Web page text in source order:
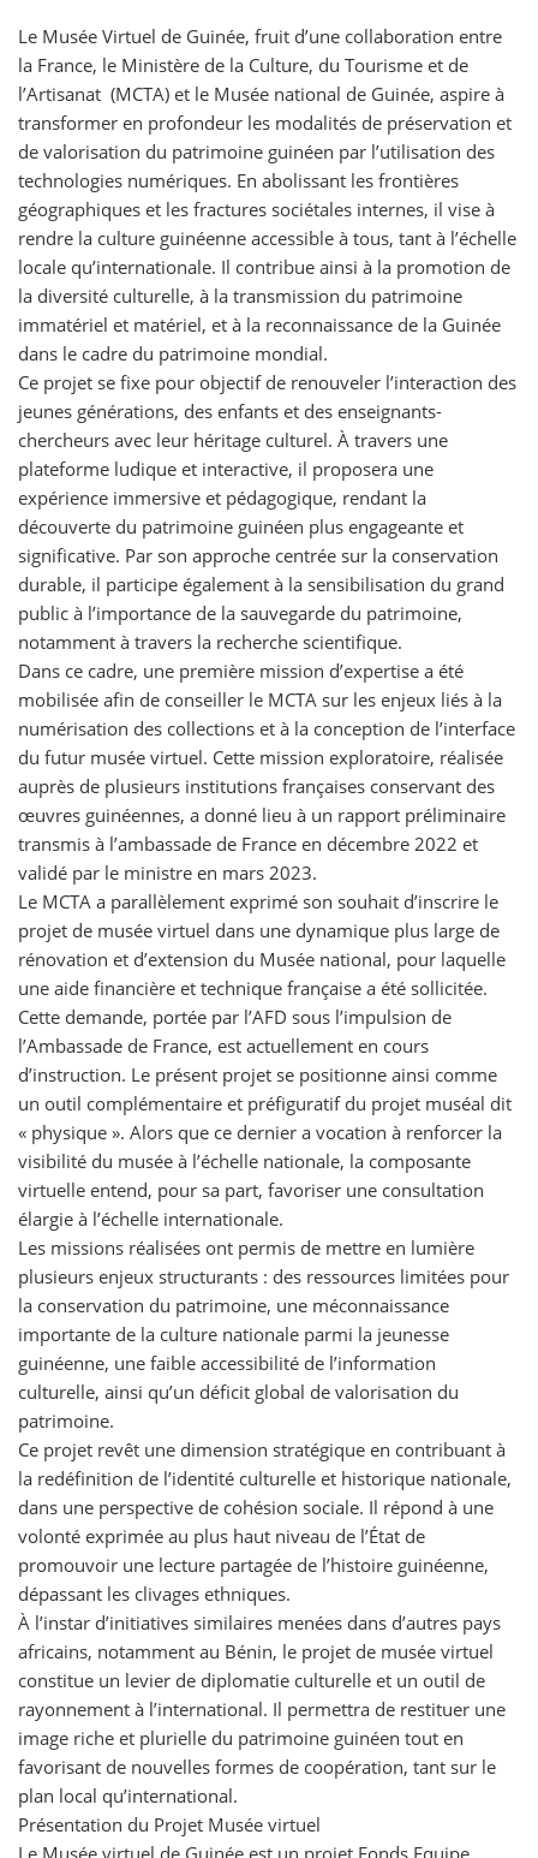
Le Musée Virtuel de Guinée, fruit d’une collaboration entre
la France, le Ministère de la Culture, du Tourisme et de
l’Artisanat (MCTA) et le Musée national de Guinée, aspire à
transformer en profondeur les modalités de préservation et
de valorisation du patrimoine guinéen par l’utilisation des
technologies numériques. En abolissant les frontières
géographiques et les fractures sociétales internes, il vise à
rendre la culture guinéenne accessible à tous, tant à l’échelle
locale qu’internationale. Il contribue ainsi à la promotion de
la diversité culturelle, à la transmission du patrimoine
immatériel et matériel, et à la reconnaissance de la Guinée
dans le cadre du patrimoine mondial.
Ce projet se fixe pour objectif de renouveler l’interaction des
jeunes générations, des enfants et des enseignants-
chercheurs avec leur héritage culturel. À travers une
plateforme ludique et interactive, il proposera une
expérience immersive et pédagogique, rendant la
découverte du patrimoine guinéen plus engageante et
significative. Par son approche centrée sur la conservation
durable, il participe également à la sensibilisation du grand
public à l’importance de la sauvegarde du patrimoine,
notamment à travers la recherche scientifique.
Dans ce cadre, une première mission d’expertise a été
mobilisée afin de conseiller le MCTA sur les enjeux liés à la
numérisation des collections et à la conception de l’interface
du futur musée virtuel. Cette mission exploratoire, réalisée
auprès de plusieurs institutions françaises conservant des
œuvres guinéennes, a donné lieu à un rapport préliminaire
transmis à l’ambassade de France en décembre 2022 et
validé par le ministre en mars 2023.
Le MCTA a parallèlement exprimé son souhait d’inscrire le
projet de musée virtuel dans une dynamique plus large de
rénovation et d’extension du Musée national, pour laquelle
une aide financière et technique française a été sollicitée.
Cette demande, portée par l’AFD sous l’impulsion de
l’Ambassade de France, est actuellement en cours
d’instruction. Le présent projet se positionne ainsi comme
un outil complémentaire et préfiguratif du projet muséal dit
« physique ». Alors que ce dernier a vocation à renforcer la
visibilité du musée à l’échelle nationale, la composante
virtuelle entend, pour sa part, favoriser une consultation
élargie à l’échelle internationale.
Les missions réalisées ont permis de mettre en lumière
plusieurs enjeux structurants : des ressources limitées pour
la conservation du patrimoine, une méconnaissance
importante de la culture nationale parmi la jeunesse
guinéenne, une faible accessibilité de l’information
culturelle, ainsi qu’un déficit global de valorisation du
patrimoine.
Ce projet revêt une dimension stratégique en contribuant à
la redéfinition de l’identité culturelle et historique nationale,
dans une perspective de cohésion sociale. Il répond à une
volonté exprimée au plus haut niveau de l’État de
promouvoir une lecture partagée de l’histoire guinéenne,
dépassant les clivages ethniques.
À l’instar d’initiatives similaires menées dans d’autres pays
africains, notamment au Bénin, le projet de musée virtuel
constitue un levier de diplomatie culturelle et un outil de
rayonnement à l’international. Il permettra de restituer une
image riche et plurielle du patrimoine guinéen tout en
favorisant de nouvelles formes de coopération, tant sur le
plan local qu’international.
Présentation du Projet Musée virtuel